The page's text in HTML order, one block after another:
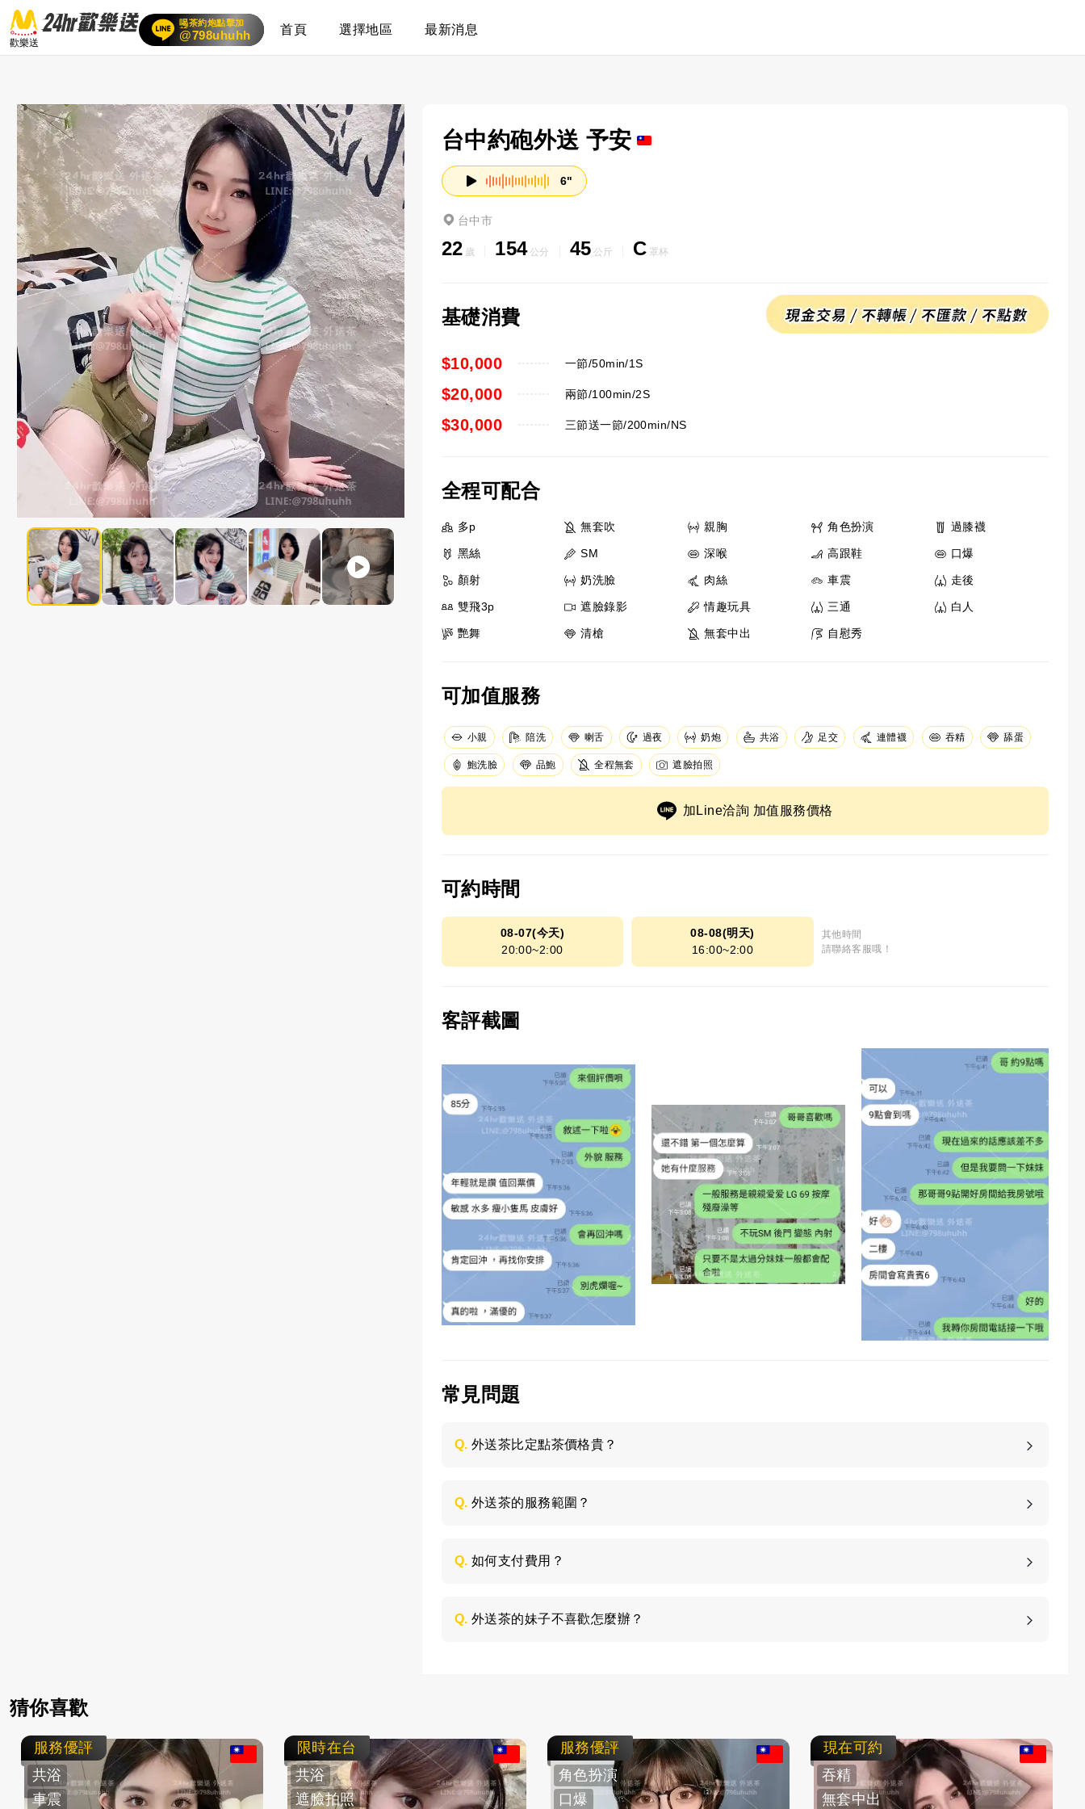
歡樂送
喝茶約炮點擊加
賴
24小時客服在線
@798uhuhh 首頁 選擇地區 最新消息
台中約砲外送 予安
6"
台中市
22 歲 154公分 45 公斤 C 罩杯
基礎消費
一節/50min/1S
$10,000
兩節/100min/2S
$20,000
三節送一節/200min/NS
$30,000
全程可配合
多p 無套吹 親胸 角色扮演 過膝襪
黑絲 SM 深喉 高跟鞋 口爆
顏射 奶洗臉 肉絲 車震 走後
雙飛3p 遮臉錄影 情趣玩具 三通 白人
艷舞 清槍 無套中出 自慰秀
可加值服務
小親 陪洗 喇舌 過夜 奶炮 共浴 足交 連體襪 吞精 舔蛋
鮑洗臉 品鮑 全程無套 遮臉拍照
加Line洽詢 加值服務價格
可約時間
08-07(今天)
20:00~2:00
08-08(明天)
16:00~2:00
其他時間
請聯絡客服哦！
客評截圖
常見問題
Q. 外送茶比定點茶價格貴？
指定的地點服務，所以價格會高一些；定點茶是相對性價比高一些，客人需要到店家會館來，客
Q. 外送茶的服務範圍？
Q. 如何支付費用？
Q. 外送茶的妹子不喜歡怎麼辦？
猜你喜歡
服務優評
共浴
車震
限時在台
共浴
遮臉拍照
服務優評
角色扮演
口爆
現在可約
吞精
無套中出